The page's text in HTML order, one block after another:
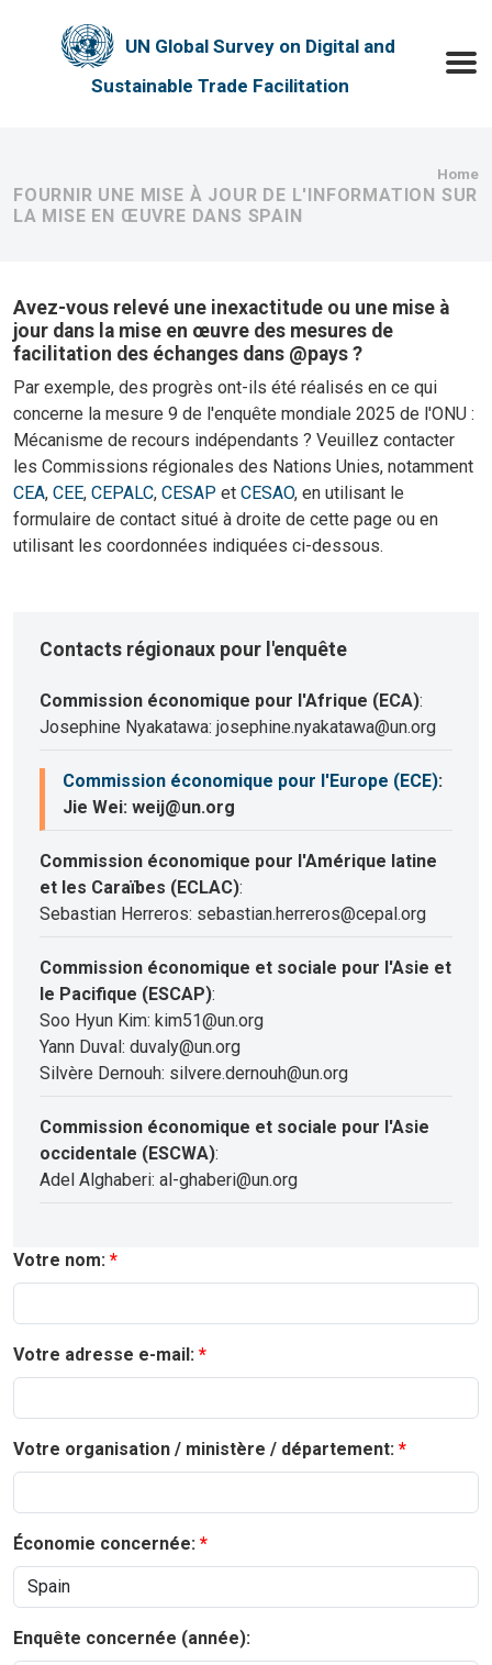
UN Global Survey on Digital and
Sustainable Trade Facilitation
Home
FOURNIR UNE MISE À JOUR DE L'INFORMATION SUR
LA MISE EN ŒUVRE DANS SPAIN
Avez-vous relevé une inexactitude ou une mise à
jour dans la mise en œuvre des mesures de
facilitation des échanges dans @pays ?
Par exemple, des progrès ont-ils été réalisés en ce qui
concerne la mesure 9 de l'enquête mondiale 2025 de l'ONU :
Mécanisme de recours indépendants ? Veuillez contacter
les Commissions régionales des Nations Unies, notamment
CEA, CEE, CEPALC, CESAP et CESAO, en utilisant le
formulaire de contact situé à droite de cette page ou en
utilisant les coordonnées indiquées ci-dessous.
Contacts régionaux pour l'enquête
Commission économique pour l'Afrique (ECA):
Josephine Nyakatawa: josephine.nyakatawa@un.org
Commission économique pour l'Europe (ECE):
Jie Wei: weij@un.org
Commission économique pour l'Amérique latine
et les Caraïbes (ECLAC):
Sebastian Herreros: sebastian.herreros@cepal.org
Commission économique et sociale pour l'Asie et
le Pacifique (ESCAP):
Soo Hyun Kim: kim51@un.org
Yann Duval: duvaly@un.org
Silvère Dernouh: silvere.dernouh@un.org
Commission économique et sociale pour l'Asie
occidentale (ESCWA):
Adel Alghaberi: al-ghaberi@un.org
Votre nom:
Votre adresse e-mail:
Votre organisation / ministère / département:
Économie concernée:
Enquête concernée (année):